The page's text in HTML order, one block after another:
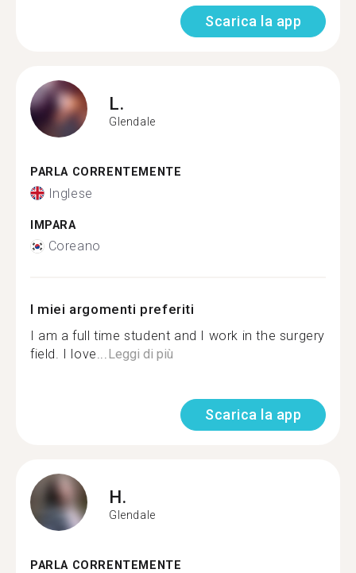
Scarica la app
L.
Glendale
PARLA CORRENTEMENTE
Inglese
IMPARA
Coreano
I miei argomenti preferiti
I am a full time student and I work in the surgery
field. I love...Leggi di più
Scarica la app
H.
Glendale
PARLA CORRENTEMENTE